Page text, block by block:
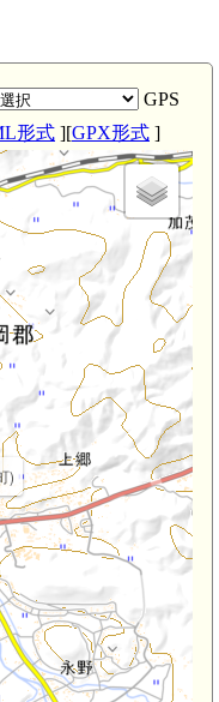
GPS
形式 ][GPX形式 ]
)